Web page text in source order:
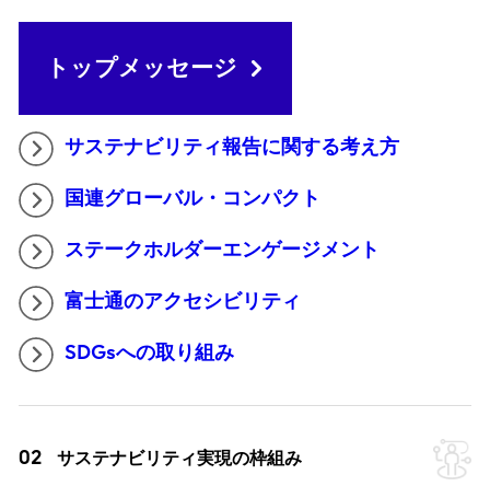
トップメッセージ
サステナビリティ報告に関する考え方
国連グローバル・コンパクト
ステークホルダーエンゲージメント
富士通のアクセシビリティ
SDGsへの取り組み
02 サステナビリティ実現の枠組み